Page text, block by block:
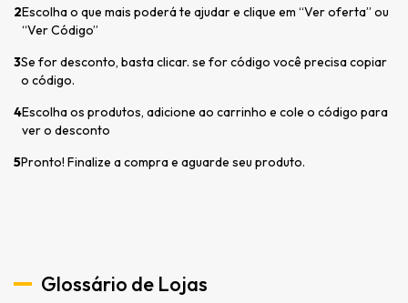
2Escolha o que mais poderá te ajudar e clique em “Ver oferta” ou
“Ver Código”
3Se for desconto, basta clicar. se for código você precisa copiar
o código.
4Escolha os produtos, adicione ao carrinho e cole o código para
ver o desconto
5Pronto! Finalize a compra e aguarde seu produto.
Glossário de Lojas